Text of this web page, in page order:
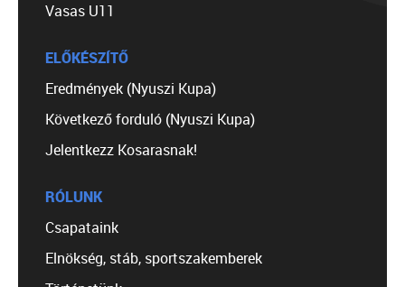
Vasas U11
ELŐKÉSZÍTŐ
Eredmények (Nyuszi Kupa)
Következő forduló (Nyuszi Kupa)
Jelentkezz Kosarasnak!
RÓLUNK
Csapataink
Elnökség, stáb, sportszakemberek